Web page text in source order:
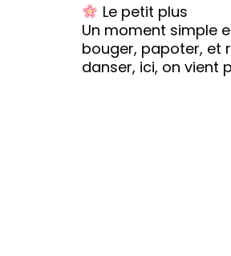
Le petit plus
Un moment simple
bouger, papoter, et
danser, ici, on vient